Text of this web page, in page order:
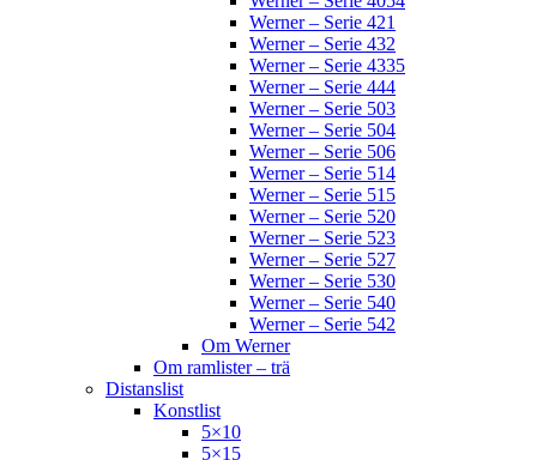
Werner – Serie 421
Werner – Serie 432
Werner – Serie 4335
Werner – Serie 444
Werner – Serie 503
Werner – Serie 504
Werner – Serie 506
Werner – Serie 514
Werner – Serie 515
Werner – Serie 520
Werner – Serie 523
Werner – Serie 527
Werner – Serie 530
Werner – Serie 540
Werner – Serie 542
Om Werner
Om ramlister – trä
Distanslist
Konstlist
5×10
5×15